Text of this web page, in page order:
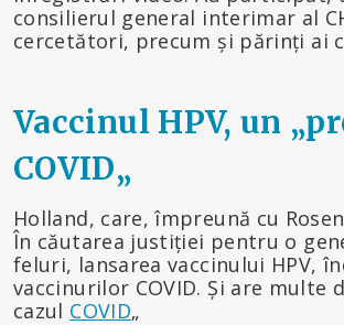
consilierul general interimar al
cercetători, precum și părinți ai
Vaccinul HPV, un
COVID„
Holland, care, împreună cu
În căutarea justiției pentru o
feluri, lansarea vaccinului HPV,
vaccinurilor COVID. Și are multe
cazul COVID„